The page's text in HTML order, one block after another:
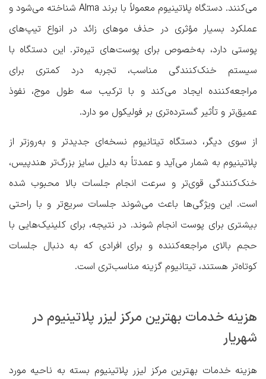
می‌کنند. دستگاه پلاتینیوم معمولاً با برند Alma شناخته می‌شود و
عملکرد بسیار مؤثری در حذف موهای زائد در انواع تیپ‌های
پوستی دارد، به‌خصوص برای پوست‌های تیره‌تر. این دستگاه با
سیستم خنک‌کنندگی مناسب، تجربه‌ درد کمتری برای
مراجعه‌کننده ایجاد می‌کند و با ترکیب سه طول موج، نفوذ
عمیق‌تر و تأثیر گسترده‌تری بر فولیکول مو دارد.
از سوی دیگر، دستگاه تیتانیوم نسخه‌ای جدیدتر و به‌روزتر از
پلاتینیوم به شمار می‌آید و عمدتاً به دلیل سایز بزرگ‌تر هندپیس،
خنک‌کنندگی قوی‌تر و سرعت انجام جلسات بالا محبوب شده
است. این ویژگی‌ها باعث می‌شوند جلسات سریع‌تر و با راحتی
بیشتری برای پوست انجام شوند. در نتیجه، برای کلینیک‌هایی با
حجم بالای مراجعه‌کننده و برای افرادی که به دنبال جلسات
کوتاه‌تر هستند، تیتانیوم گزینه‌ مناسب‌تری است.
هزینه خدمات بهترین مرکز لیزر پلاتینیوم در
شهریار
هزینه خدمات بهترین مرکز لیزر پلاتینیوم بسته به ناحیه مورد